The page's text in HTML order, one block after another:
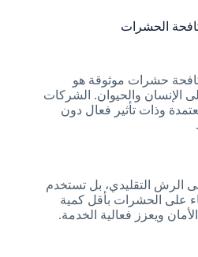
الحشرات
حشرات موثوقة هو
الإنسان والحيوان. الشركات
وذات تأثير فعال دون
الرش التقليدي، بل تستخدم
على الحشرات بأقل كمية
ويعزز فعالية الخدمة.